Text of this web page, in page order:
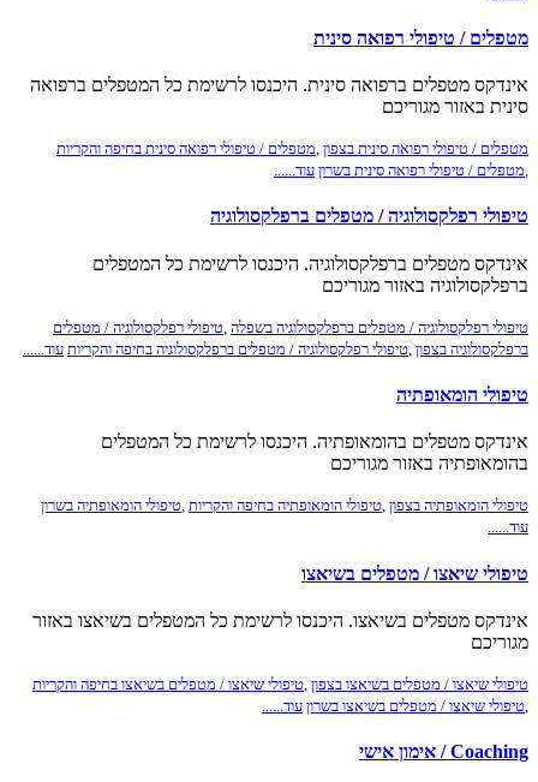
מטפלים / טיפולי רפואה סינית
אינדקס מטפלים ברפואה סינית. היכנסו לרשימת כל המטפלים ברפואה
סינית באזור מגוריכם
מטפלים / טיפולי רפואה סינית בצפון ,מטפלים / טיפולי רפואה סינית בחיפה והקריות
,מטפלים / טיפולי רפואה סינית בשרון עוד......
טיפולי רפלקסולוגיה / מטפלים ברפלקסולוגיה
אינדקס מטפלים ברפלקסולוגיה. היכנסו לרשימת כל המטפלים
ברפלקסולוגיה באזור מגוריכם
טיפולי רפלקסולוגיה / מטפלים ברפלקסולוגיה בשפלה טיפולי רפלקסולוגיה / מטפלים
ברפלקסולוגיה בצפון טיפולי רפלקסולוגיה / מטפלים ברפלקסולוגיה בחיפה והקריות עוד......
טיפולי הומאופתיה
אינדקס מטפלים בהומאופתיה. היכנסו לרשימת כל המטפלים
בהומאופתיה באזור מגוריכם
טיפולי הומאופתיה בצפון ,טיפולי הומאופתיה בחיפה והקריות ,טיפולי הומאופתיה בשרון
עוד......
טיפולי שיאצו / מטפלים בשיאצו
אינדקס מטפלים בשיאצו. היכנסו לרשימת כל המטפלים בשיאצו באזור
מגוריכם
טיפולי שיאצו / מטפלים בשיאצו בצפון טיפולי שיאצו / מטפלים בשיאצו בחיפה והקריות
טיפולי שיאצו / מטפלים בשיאצו בשרון עוד......
Coaching / אימון אישי